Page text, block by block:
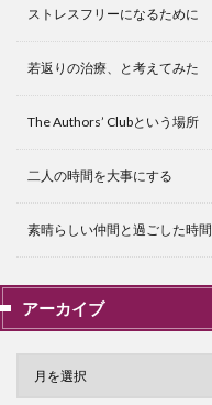
ストレスフリーになるために
若返りの治療、と考えてみた
The Authors’ Clubという場所
二人の時間を大事にする
素晴らしい仲間と過ごした時間
アーカイブ